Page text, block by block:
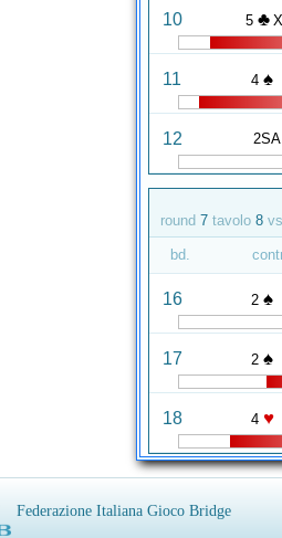
10 5 ♣
11 4 ♠
12
round 7 tavolo 8 vs
bd.
16 2 ♠
17 2 ♠
18 4 ♥
Federazione Italiana Gioco Bridge